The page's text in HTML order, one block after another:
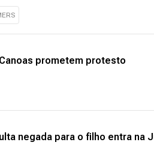
prometem protesto
negada para o filho entra na